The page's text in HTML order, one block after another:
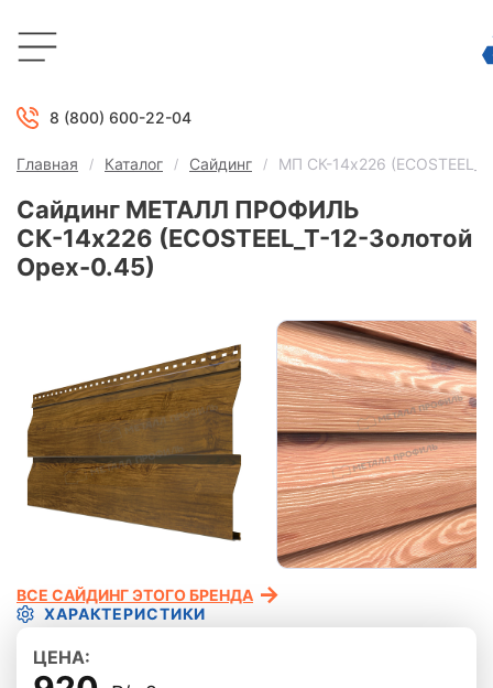
8 (800) 600-22-04
Главная Каталог Сайдинг МП СК-14х226
Сайдинг МЕТАЛЛ ПРОФИЛЬ
СК-14х226 (ECOSTEEL_T-12-Золотой
Орех-0.45)
ХАРАКТЕРИСТИКИ
ВСЕ САЙДИНГ ЭТОГО БРЕНДА
ЦЕНА: